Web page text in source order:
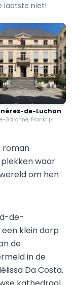
laatste niet!
de-Luchon
Garonne, Frankrijk
roman
waar
om hen
de-
klein dorp
de
in de
Da Costa.